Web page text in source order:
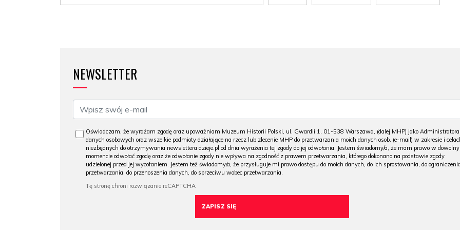
NEWSLETTER
Oświadczam, że wyrażam zgodę oraz upoważniam Muzeum Historii Polski, ul. Gwardii 1, 01-538 Warszawa, (dalej MHP) jako Administratora
danych osobowych oraz wszelkie podmioty działające na rzecz lub zlecenie MHP do przetwarzania moich danych osob. (e-mail) w zakresie i
niezbędnych do otrzymywania newslettera dzieje.pl od dnia wyrażenia tej zgody do jej odwołania. Jestem świadomy/a, że mam prawo w
momencie odwołać zgodę oraz że odwołanie zgody nie wpływa na zgodność z prawem przetwarzania, którego dokonano na podstawie zgody
udzielonej przed jej wycofaniem. Jestem też świadomy/a, że przysługuje mi prawo dostępu do moich danych, do ich sprostowania, do ograniczenia
przetwarzania, do przenoszenia danych, do sprzeciwu wobec przetwarzania.